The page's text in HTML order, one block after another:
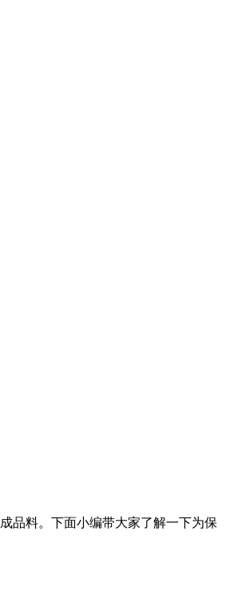
品料。下面小编带大家了解一下为保